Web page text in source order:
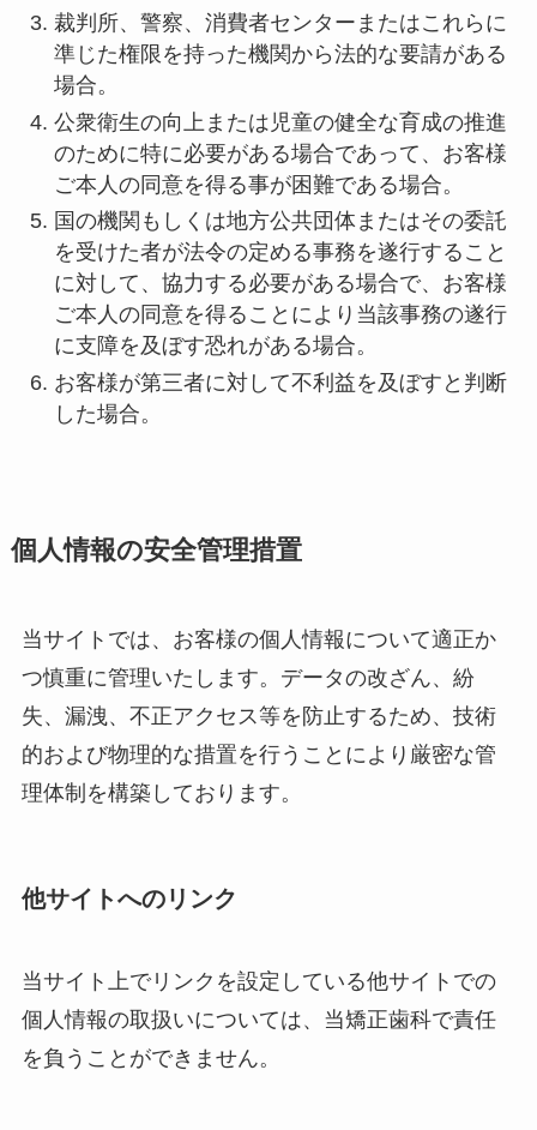
裁判所、警察、消費者センターまたはこれらに
準じた権限を持った機関から法的な要請がある
場合。
公衆衛生の向上または児童の健全な育成の推進
のために特に必要がある場合であって、お客様
ご本人の同意を得る事が困難である場合。
国の機関もしくは地方公共団体またはその委託
を受けた者が法令の定める事務を遂行すること
に対して、協力する必要がある場合で、お客様
ご本人の同意を得ることにより当該事務の遂行
に支障を及ぼす恐れがある場合。
お客様が第三者に対して不利益を及ぼすと判断
した場合。
個人情報の安全管理措置
当サイトでは、お客様の個人情報について適正か
つ慎重に管理いたします。データの改ざん、紛
失、漏洩、不正アクセス等を防止するため、技術
的および物理的な措置を行うことにより厳密な管
理体制を構築しております。
他サイトへのリンク
当サイト上でリンクを設定している他サイトでの
個人情報の取扱いについては、当矯正歯科で責任
を負うことができません。